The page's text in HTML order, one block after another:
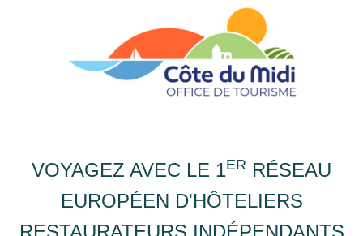
VOYAGEZ AVEC LE 1ER RÉSEAU
EUROPÉEN D'HÔTELIERS
RESTAURATEURS INDÉPENDANTS